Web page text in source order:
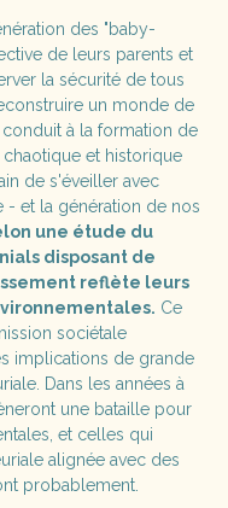
des "baby-
de leurs parents et
la sécurité de tous
un monde de
à la formation de
chaotique et historique
de s'éveiller avec
- et la génération de nos
une étude du
disposant de
reflète leurs
Ce
sociétale
implications de grande
Dans les années à
une bataille pour
et celles qui
alignée avec des
probablement.